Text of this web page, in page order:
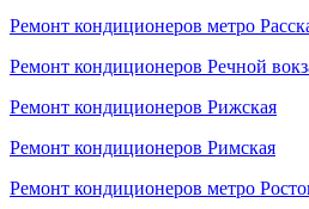
Ремонт кондиционеров метро
Ремонт кондиционеров Речной
Ремонт кондиционеров Рижская
Ремонт кондиционеров Римская
Ремонт кондиционеров метро